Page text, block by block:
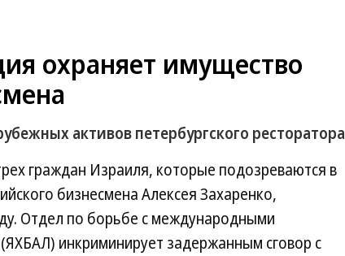
охраняет имущество
активов петербургского ресторатора
граждан Израиля, которые подозреваются в
бизнесмена Алексея Захаренко,
Отдел по борьбе с международными
инкриминирует задержанным сговор с